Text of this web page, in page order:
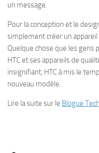
un message.
Pour la conception et le
simplement créer un
Quelque chose que les gens
HTC et ses appareils de
insignifiant, HTC à mis le
nouveau modèle.
Lire la suite sur le Blogue